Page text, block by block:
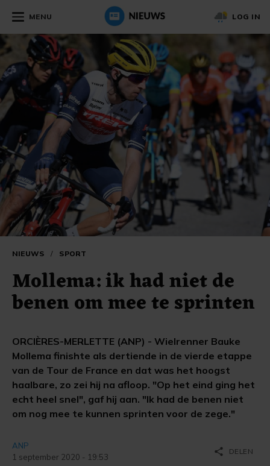
MENU LOG IN
NIEUWS / SPORT
Mollema: ik had niet de
benen om mee te sprinten
ORCIÈRES-MERLETTE (ANP) - Wielrenner Bauke
Mollema finishte als dertiende in de vierde etappe
van de Tour de France en dat was het hoogst
haalbare, zo zei hij na afloop. "Op het eind ging het
echt heel snel", gaf hij aan. "Ik had de benen niet
om nog mee te kunnen sprinten voor de zege."
ANP
1 september 2020 - 19:53
share DELEN